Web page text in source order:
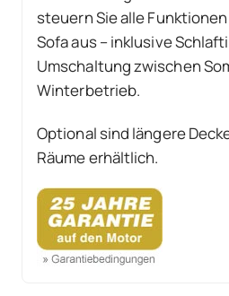
steuern Sie alle
Sofa aus – inklusive
Umschaltung zwischen
Winterbetrieb.
Optional sind längere
Räume erhältlich.